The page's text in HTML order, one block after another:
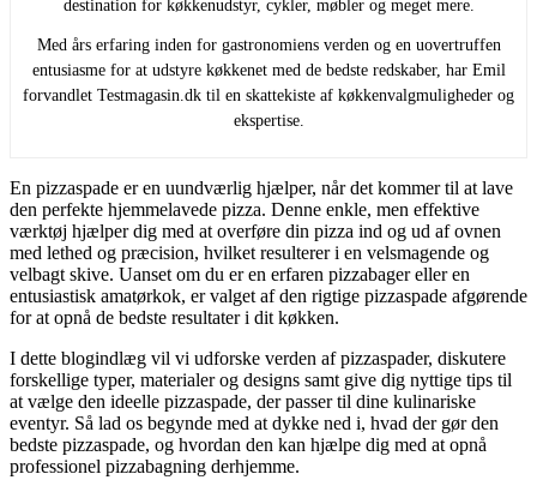
destination for køkkenudstyr, cykler, møbler og meget mere.
Med års erfaring inden for gastronomiens verden og en uovertruffen
entusiasme for at udstyre køkkenet med de bedste redskaber, har Emil
forvandlet Testmagasin.dk til en skattekiste af køkkenvalgmuligheder og
ekspertise.
En pizzaspade er en uundværlig hjælper, når det kommer til at lave
den perfekte hjemmelavede pizza. Denne enkle, men effektive
værktøj hjælper dig med at overføre din pizza ind og ud af ovnen
med lethed og præcision, hvilket resulterer i en velsmagende og
velbagt skive. Uanset om du er en erfaren pizzabager eller en
entusiastisk amatørkok, er valget af den rigtige pizzaspade afgørende
for at opnå de bedste resultater i dit køkken.
I dette blogindlæg vil vi udforske verden af pizzaspader, diskutere
forskellige typer, materialer og designs samt give dig nyttige tips til
at vælge den ideelle pizzaspade, der passer til dine kulinariske
eventyr. Så lad os begynde med at dykke ned i, hvad der gør den
bedste pizzaspade, og hvordan den kan hjælpe dig med at opnå
professionel pizzabagning derhjemme.